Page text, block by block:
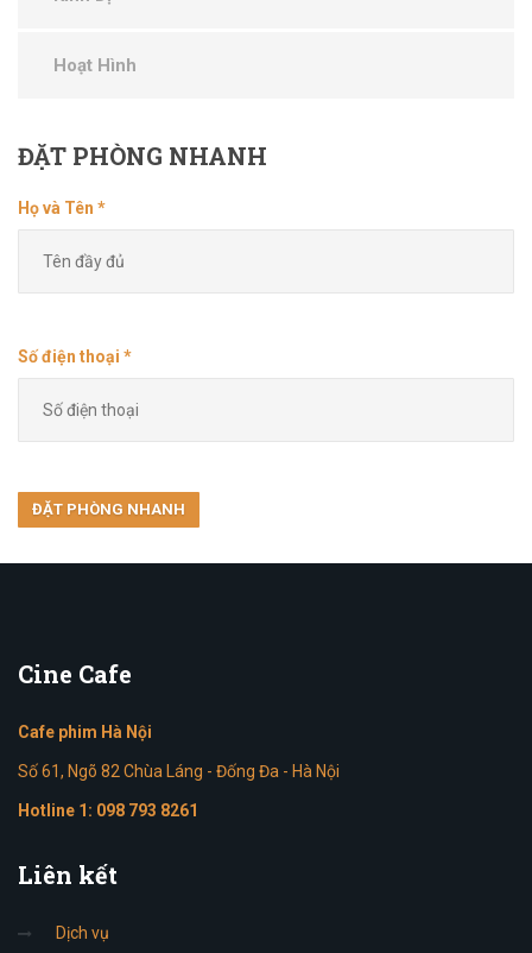
Hoạt Hình
ĐẶTPHÒNG NHANH
Họ và Tên *
Số điện thoại *
Cine Cafe
Cafe phim Hà Nội
Số 61, Ngõ 82 Chùa Láng - Đống Đa - Hà Nội
Hotline 1: 098 793 8261
Liên kết
Dịch vụ